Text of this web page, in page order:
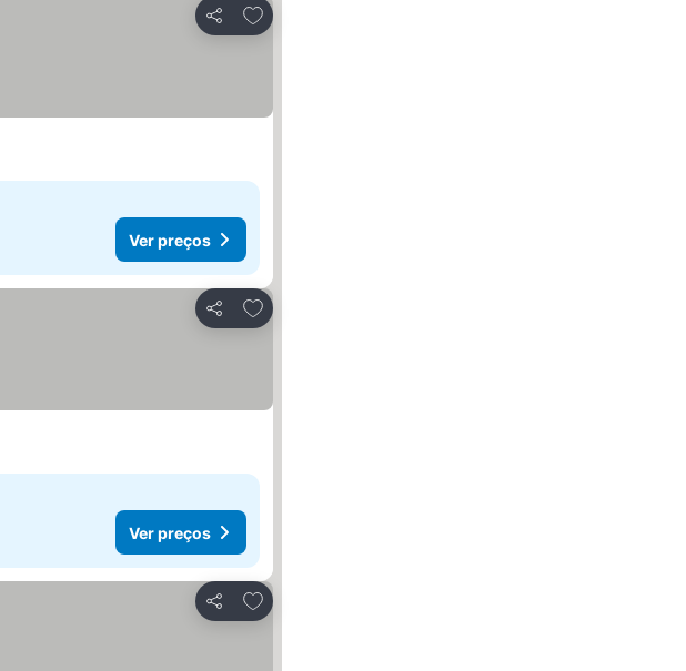
Partilhar
Adicionar aos favoritos
Ver preços
Partilhar
Adicionar aos favoritos
Ver preços
Partilhar
Adicionar aos favoritos